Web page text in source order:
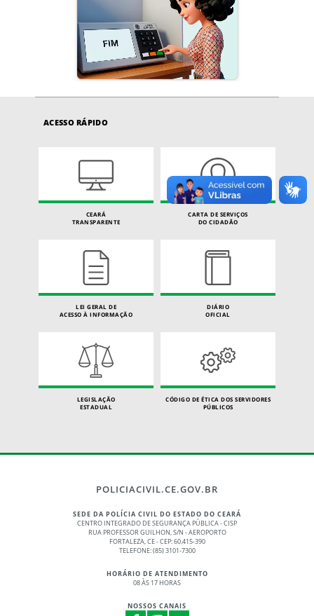
ACESSO RÁPIDO
CEARÁ
TRANSPARENTE
CARTA DE SERVIÇOS
DO CIDADÃO
LEI GERAL DE
ACESSO À INFORMAÇÃO
DIÁRIO
OFICIAL
LEGISLAÇÃO
ESTADUAL
CÓDIGO DE ÉTICA DOS SERVIDORES
PÚBLICOS
POLICIACIVIL.CE.GOV.BR
SEDE DA POLÍCIA CIVIL DO ESTADO DO CEARÁ
CENTRO INTEGRADO DE SEGURANÇA PÚBLICA - CISP
RUA PROFESSOR GUILHON, S/N - AEROPORTO
FORTALEZA, CE - CEP: 60.415-390
TELEFONE: (85) 3101-7300
HORÁRIO DE ATENDIMENTO
08 ÀS 17 HORAS
NOSSOS CANAIS